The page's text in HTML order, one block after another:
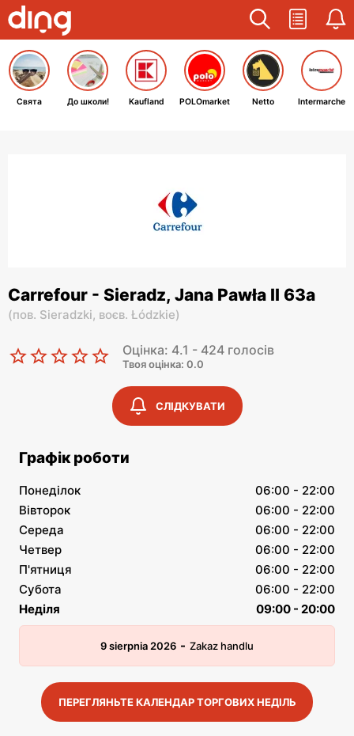
Свята До школи! Kaufland POLOmarket Netto Intermarche
Carrefour - Sieradz, Jana Pawła II 63a
(пов. Sieradzki, воєв. Łódzkie)
Оцінка: 4.1 - 424 голосів
Твоя оцінка: 0.0
СЛІДКУВАТИ
Графік роботи
Понеділок
06:00 - 22:00
Вівторок
06:00 - 22:00
Середа
06:00 - 22:00
Четвер
06:00 - 22:00
П'ятниця
06:00 - 22:00
Субота
06:00 - 22:00
Неділя
09:00 - 20:00
9 sierpnia 2026 - Zakaz handlu
ПЕРЕГЛЯНЬТЕ КАЛЕНДАР ТОРГОВИХ НЕДІЛЬ